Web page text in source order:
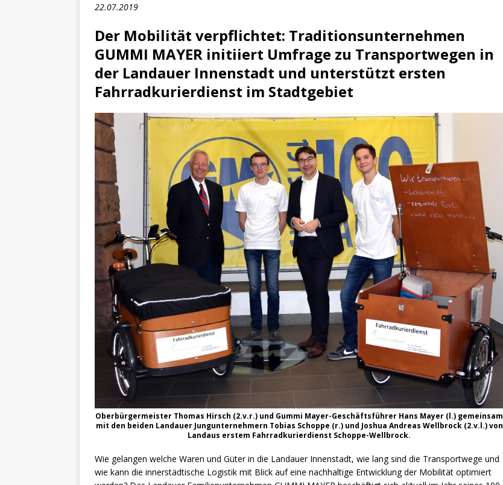
22.07.2019
Der Mobilität verpflichtet: Traditionsunternehmen
GUMMI MAYER initiiert Umfrage zu Transportwegen in
der Landauer Innenstadt und unterstützt ersten
Fahrradkurierdienst im Stadtgebiet
Oberbürgermeister Thomas Hirsch (2.v.r.) und Gummi Mayer-Geschäftsführer Hans Mayer (l.) gemeinsam
mit den beiden Landauer Jungunternehmern Tobias Schoppe (r.) und Joshua Andreas Wellbrock (2.v.l.) von
Landaus erstem Fahrradkurierdienst Schoppe-Wellbrock.
Wie gelangen welche Waren und Güter in die Landauer Innenstadt, wie lang sind die Transportwege und
wie kann die innerstädtische Logistik mit Blick auf eine nachhaltige Entwicklung der Mobilität optimiert